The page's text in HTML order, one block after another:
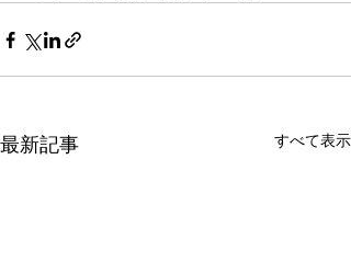
最新記事 すべて表示